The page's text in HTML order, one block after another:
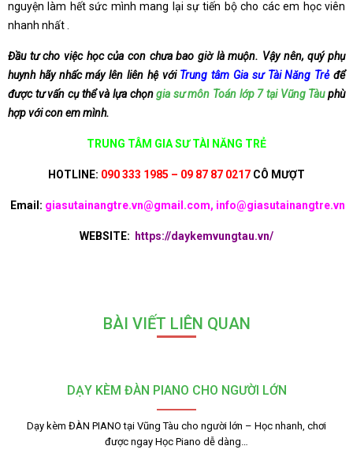
nguyện làm hết sức mình mang lại sự tiến bộ cho các em học viên
nhanh nhất .
Đầu tư cho việc học của con chưa bao giờ là muộn. Vậy nên, quý phụ
huynh hãy nhấc máy lên liên hệ với Trung tâm Gia sư Tài Năng Trẻđể
được tư vấn cụ thể và lựa chọngia sư môn Toán lớp 7 tại Vũng Tàuphù
hợp với con em mình.
TRUNG TÂM GIA SƯ TÀI NĂNG TRẺ
HOTLINE: 090 333 1985 – 09 87 87 0217 CÔ MƯỢT
Email: giasutainangtre.vn@gmail.com, info@giasutainangtre.vn
WEBSITE: https://daykemvungtau.vn/
BÀI VIẾT LIÊN QUAN
DẠY KÈM ĐÀN PIANO CHO NGƯỜI LỚN
Dạy kèm ĐÀN PIANO tại Vũng Tàu cho người lớn – Học nhanh, chơi
được ngay Học Piano dễ dàng…